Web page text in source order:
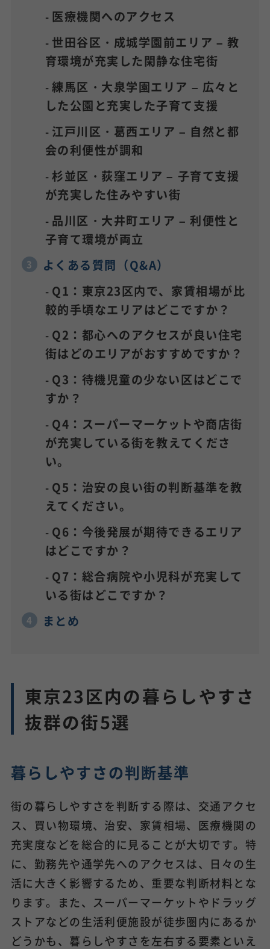
医療機関へのアクセス
世田谷区・成城学園前エリア – 教
育環境が充実した閑静な住宅街
練馬区・大泉学園エリア – 広々と
した公園と充実した子育て支援
江戸川区・葛西エリア – 自然と都
会の利便性が調和
杉並区・荻窪エリア – 子育て支援
が充実した住みやすい街
品川区・大井町エリア – 利便性と
子育て環境が両立
よくある質問（Q&A）
Q1：東京23区内で、家賃相場が比
較的手頃なエリアはどこですか？
Q2：都心へのアクセスが良い住宅
街はどのエリアがおすすめですか？
Q3：待機児童の少ない区はどこで
すか？
Q4：スーパーマーケットや商店街
が充実している街を教えてくださ
い。
Q5：治安の良い街の判断基準を教
えてください。
Q6：今後発展が期待できるエリア
はどこですか？
Q7：総合病院や小児科が充実して
いる街はどこですか？
まとめ
東京23区内の暮らしやすさ
抜群の街5選
暮らしやすさの判断基準
街の暮らしやすさを判断する際は、交通アクセ
ス、買い物環境、治安、家賃相場、医療機関の
充実度などを総合的に見ることが大切です。特
に、勤務先や通学先へのアクセスは、日々の生
活に大きく影響するため、重要な判断材料とな
ります。また、スーパーマーケットやドラッグ
ストアなどの生活利便施設が徒歩圏内にあるか
どうかも、暮らしやすさを左右する要素といえ